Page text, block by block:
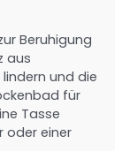
Beruhigung
aus
und die
für
Tasse
oder einer